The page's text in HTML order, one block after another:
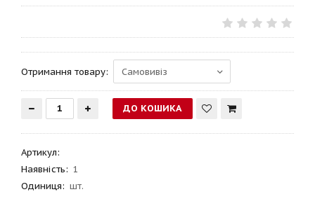
Отримання товару:
Артикул:
Наявність: 1
Одиниця: шт.